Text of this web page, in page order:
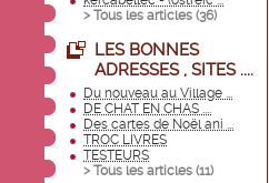
> Tous les articles (36)
LES BONNES
ADRESSES , SITES ....
Du nouveau au Village ...
DE CHAT EN CHAS ....
Des cartes de Noël ani ...
TROC LIVRES
TESTEURS
> Tous les articles (11)